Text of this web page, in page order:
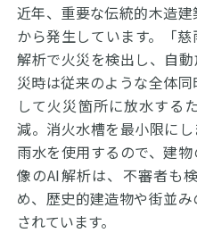
近年、重要な伝統的木造
から発生しています。「
解析で火災を検出し、自
災時は従来のような全体
して火災箇所に放水する
減。消火水槽を最小限に
雨水を使用するので、建
像のAI解析は、不審者も
め、歴史的建造物や街並
されています。